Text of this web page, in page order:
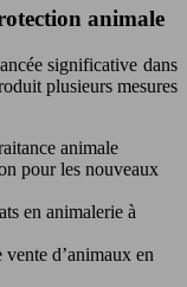
animale
significative dans
plusieurs mesures
animale
pour les nouveaux
en animalerie à
d’animaux en